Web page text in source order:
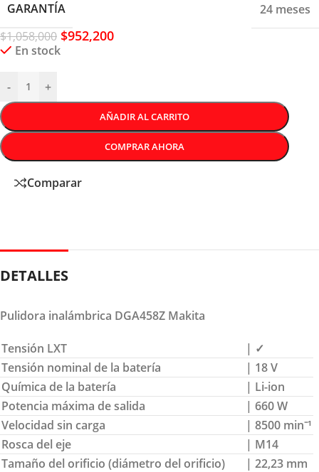
GARANTÍA
24 meses
$1,058,000 $952,200
En stock
- +
AÑADIR AL CARRITO
COMPRAR AHORA
Comparar
DETALLES
Pulidora inalámbrica DGA458Z Makita
Tensión LXT
| ✓
Tensión nominal de la batería
| 18 V
Química de la batería
| Li-ion
Potencia máxima de salida
| 660 W
Velocidad sin carga
| 8500 min⁻¹
Rosca del eje
| M14
Tamaño del orificio (diámetro del orificio)
| 22,23 mm